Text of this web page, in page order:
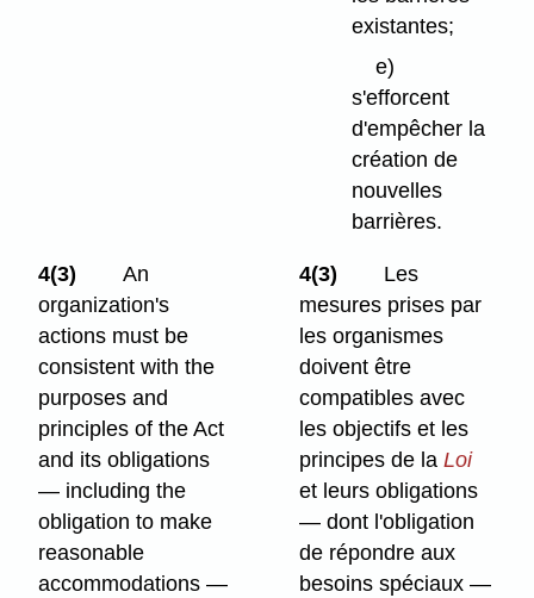
existantes;
e)
s'efforcent
d'empêcher la
création de
nouvelles
barrières.
4(3)
An
organization's
actions must be
consistent with the
purposes and
principles of the Act
and its obligations
— including the
obligation to make
reasonable
accommodations —
4(3)
Les
mesures prises par
les organismes
doivent être
compatibles avec
les objectifs et les
principes de laLoi
et leurs obligations
— dont l'obligation
de répondre aux
besoins spéciaux —